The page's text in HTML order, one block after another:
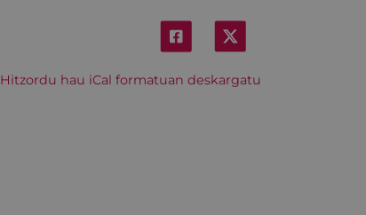
Hitzordu hau iCal formatuan deskargatu